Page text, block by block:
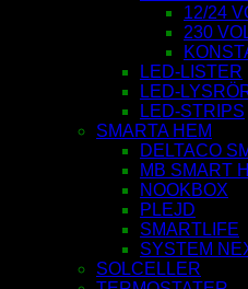
12/24
230
LED-LISTER
LED-
LED-STRIPS
SMARTA HEM
DELTACO
MB SMART
NOOKBOX
PLEJD
SMARTLIFE
SYSTEM
SOLCELLER